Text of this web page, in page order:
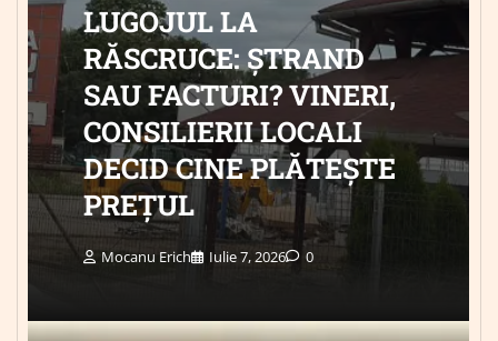
LUGOJUL LA
RĂSCRUCE: ȘTRAND
SAU FACTURI? VINERI,
CONSILIERII LOCALI
DECID CINE PLĂTEȘTE
PREȚUL
Mocanu Erich Iulie 7, 2026 0